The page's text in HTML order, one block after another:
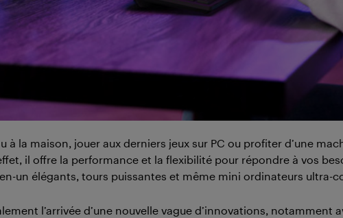
à la maison, jouer aux derniers jeux sur PC ou profiter d’une
il offre la performance et la flexibilité pour répondre à vos
un élégants, tours puissantes et même mini ordinateurs ultra-
l’arrivée d’une nouvelle vague d’innovations, notamment